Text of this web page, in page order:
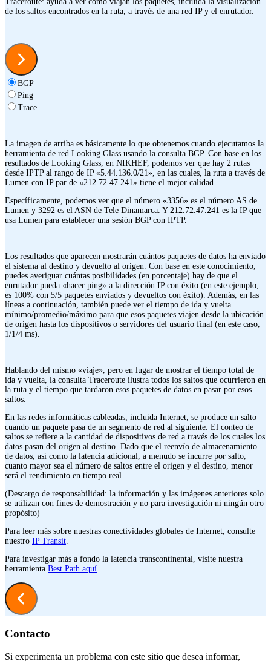
de los saltos encontrados en la ruta, a través de una red IP y el enrutador.
BGP
Ping
Trace
La imagen de arriba es básicamente lo que obtenemos cuando ejecutamos la
herramienta de red Looking Glass usando la consulta BGP. Con base en los
resultados de Looking Glass, en NIKHEF, podemos ver que hay 2 rutas
desde IPTP al rango de IP «5.44.136.0/21», en las cuales, la ruta a través de
Lumen con IP par de «212.72.47.241» tiene el mejor calidad.
Específicamente, podemos ver que el número «3356» es el número AS de
Lumen y 3292 es el ASN de Tele Dinamarca. Y 212.72.47.241 es la IP que
usa Lumen para establecer una sesión BGP con IPTP.
Los resultados que aparecen mostrarán cuántos paquetes de datos ha enviado
el sistema al destino y devuelto al origen. Con base en este conocimiento,
puedes averiguar cuántas posibilidades (en porcentaje) hay de que el
enrutador pueda «hacer ping» a la dirección IP con éxito (en este ejemplo,
es 100% con 5/5 paquetes enviados y devueltos con éxito). Además, en las
líneas a continuación, también puede ver el tiempo de ida y vuelta
mínimo/promedio/máximo para que esos paquetes viajen desde la ubicación
de origen hasta los dispositivos o servidores del usuario final (en este caso,
1/1/4 ms).
Hablando del mismo «viaje», pero en lugar de mostrar el tiempo total de
ida y vuelta, la consulta Traceroute ilustra todos los saltos que ocurrieron en
la ruta y el tiempo que tardaron esos paquetes de datos en pasar por esos
saltos.
En las redes informáticas cableadas, incluida Internet, se produce un salto
cuando un paquete pasa de un segmento de red al siguiente. El conteo de
saltos se refiere a la cantidad de dispositivos de red a través de los cuales los
datos pasan del origen al destino. Dado que el reenvío de almacenamiento
de datos, así como la latencia adicional, a menudo se incurre por salto,
cuanto mayor sea el número de saltos entre el origen y el destino, menor
será el rendimiento en tiempo real.
(Descargo de responsabilidad: la información y las imágenes anteriores solo
se utilizan con fines de demostración y no para investigación ni ningún otro
propósito)
Para leer más sobre nuestras conectividades globales de Internet, consulte
nuestro IP Transit
Para investigar más a fondo la latencia transcontinental, visite nuestra
herramienta Best Path aquí
Contacto
Si experimenta un problema con este sitio que desea informar,